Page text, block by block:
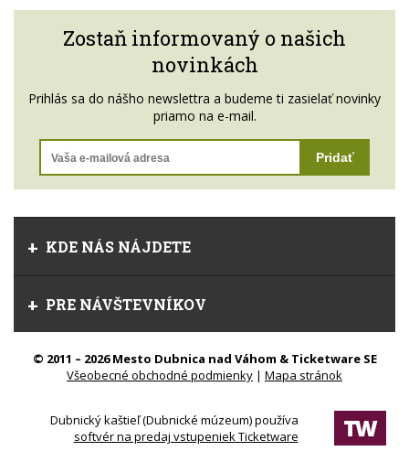
Zostaň informovaný o našich
novinkách
Prihlás sa do nášho newslettra a budeme ti zasielať novinky
priamo na e-mail.
Pridať
KDE NÁS NÁJDETE
PRE NÁVŠTEVNÍKOV
© 2011 – 2026 Mesto Dubnica nad Váhom & Ticketware SE
Všeobecné obchodné podmienky | Mapa stránok
Dubnický kaštieľ (Dubnické múzeum) používa
softvér na predaj vstupeniek Ticketware